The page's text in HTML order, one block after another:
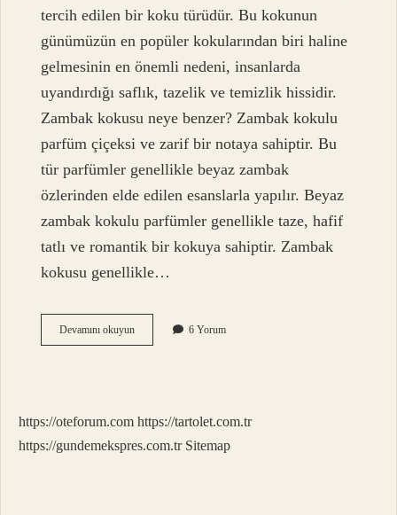
tercih edilen bir koku türüdür. Bu kokunun
günümüzün en popüler kokularından biri haline
gelmesinin en önemli nedeni, insanlarda
uyandırdığı saflık, tazelik ve temizlik hissidir.
Zambak kokusu neye benzer? Zambak kokulu
parfüm çiçeksi ve zarif bir notaya sahiptir. Bu
tür parfümler genellikle beyaz zambak
özlerinden elde edilen esanslarla yapılır. Beyaz
zambak kokulu parfümler genellikle taze, hafif
tatlı ve romantik bir kokuya sahiptir. Zambak
kokusu genellikle…
Devamını okuyunZambak
Güzel
6 Yorum
https://oteforum.com https://tartolet.com.tr
https://gundemekspres.com.tr Sitemap